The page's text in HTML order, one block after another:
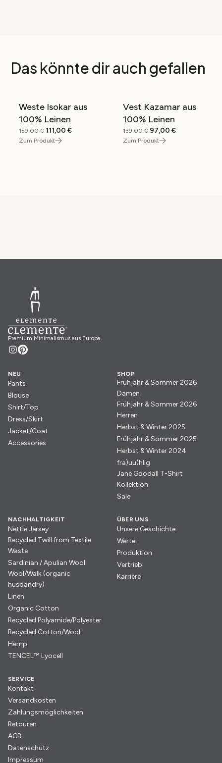
Das könnte dir auch gefallen
SALE
Weste Isokar aus
100% Leinen
159,00€Ursprünglicher
Preis
111,00€Aktueller
Zum Produkt
SALE
Vest Kazamar aus
100% Leinen
139,00€ Ursprünglicher
Preis
97,00 €Aktueller
Zum Produkt
Premium Minimalismus aus Europa.
NEU
Pants
Blouse
Shirt/Top
Dress/Skirt
Jacket/Coat
Accessories
SHOP
Frühjahr & Sommer 2026
Damen
Frühjahr & Sommer 2026
Herren
Herbst & Winter 2025
Frühjahr & Sommer 2025
Herbst & Winter 2024
fra)uu(hlig
Jane Goodall T-Shirt
Kollektion
Sale
NACHHALTIGKEIT
Nettle Jersey
Recycled Twill from Textile
Waste
Sardinian / Apulian Wool
Wool/Walk (organic
husbandry)
Linen
Organic Cotton
Recycled Polyamide/Polyester
Recycled Cotton/Wool
Hemp
TENCEL™ Lyocell
ÜBER UNS
Unsere Geschichte
Werte
Produktion
Vertrieb
Karriere
SERVICE
Kontakt
Versandkosten
Zahlungsmöglichkeiten
Retouren
AGB
Datenschutz
Impressum